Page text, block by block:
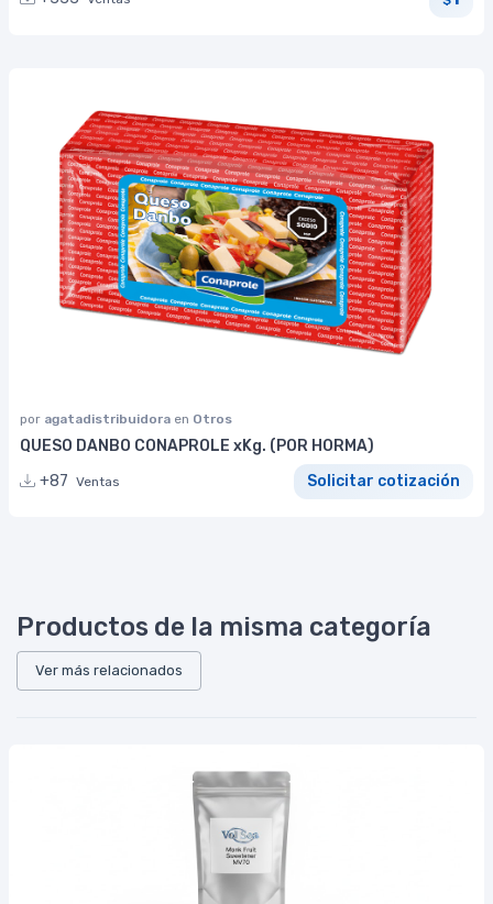
por agatadistribuidora en Otros
QUESO DANBO CONAPROLE xKg. (POR HORMA)
+87 Ventas Solicitar cotización
Productos de la misma categoría
Ver más relacionados